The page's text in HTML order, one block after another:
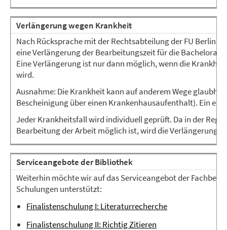
Verlängerung wegen Krankheit
Nach Rücksprache mit der Rechtsabteilung der FU Berlin
eine Verlängerung der Bearbeitungszeit für die
Eine Verlängerung ist nur dann möglich, wenn die
wird.
Ausnahme: Die Krankheit kann auf anderem Wege
Bescheinigung über einen Krankenhausaufenthalt). Ein
Jeder Krankheitsfall wird individuell geprüft. Da in der
Bearbeitung der Arbeit möglich ist, wird die Verlängerung
Serviceangebote der Bibliothek
Weiterhin möchte wir auf das Serviceangebot der
Schulungen unterstützt:
Finalistenschulung I: Literaturrecherche
Finalistenschulung II: Richtig Zitieren